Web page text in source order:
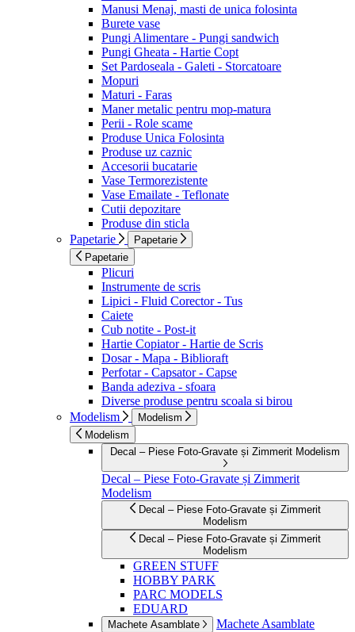
Manusi Menaj, masti de unica folosinta
Burete vase
Pungi Alimentare - Pungi sandwich
Pungi Gheata - Hartie Copt
Set Pardoseala - Galeti - Storcatoare
Mopuri
Maturi - Faras
Maner metalic pentru mop-matura
Perii - Role scame
Produse Unica Folosinta
Produse uz caznic
Accesorii bucatarie
Vase Termorezistente
Vase Emailate - Teflonate
Cutii depozitare
Produse din sticla
Papetarie
Papetarie
Papetarie
Plicuri
Instrumente de scris
Lipici - Fluid Corector - Tus
Caiete
Cub notite - Post-it
Hartie Copiator - Hartie de Scris
Dosar - Mapa - Biblioraft
Perfotar - Capsator - Capse
Banda adeziva - sfoara
Diverse produse pentru scoala si birou
Modelism
Modelism
Modelism
Decal – Piese Foto-Gravate și Zimmerit Modelism
Decal – Piese Foto-Gravate și Zimmerit
Modelism
Decal – Piese Foto-Gravate și Zimmerit
Modelism
Decal – Piese Foto-Gravate și Zimmerit
Modelism
GREEN STUFF
HOBBY PARK
PARC MODELS
EDUARD
Machete Asamblate Machete Asamblate